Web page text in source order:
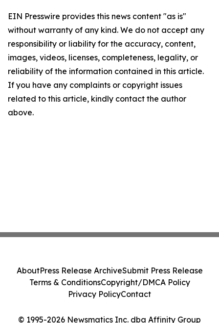
EIN Presswire provides this news content "as is"
without warranty of any kind. We do not accept any
responsibility or liability for the accuracy, content,
images, videos, licenses, completeness, legality, or
reliability of the information contained in this article.
If you have any complaints or copyright issues
related to this article, kindly contact the author
above.
© 1995-2026 Newsmatics Inc. dba Affinity Group
AboutPress Release ArchiveSubmit Press Release
Terms & ConditionsCopyright/DMCA Policy
Privacy PolicyContact